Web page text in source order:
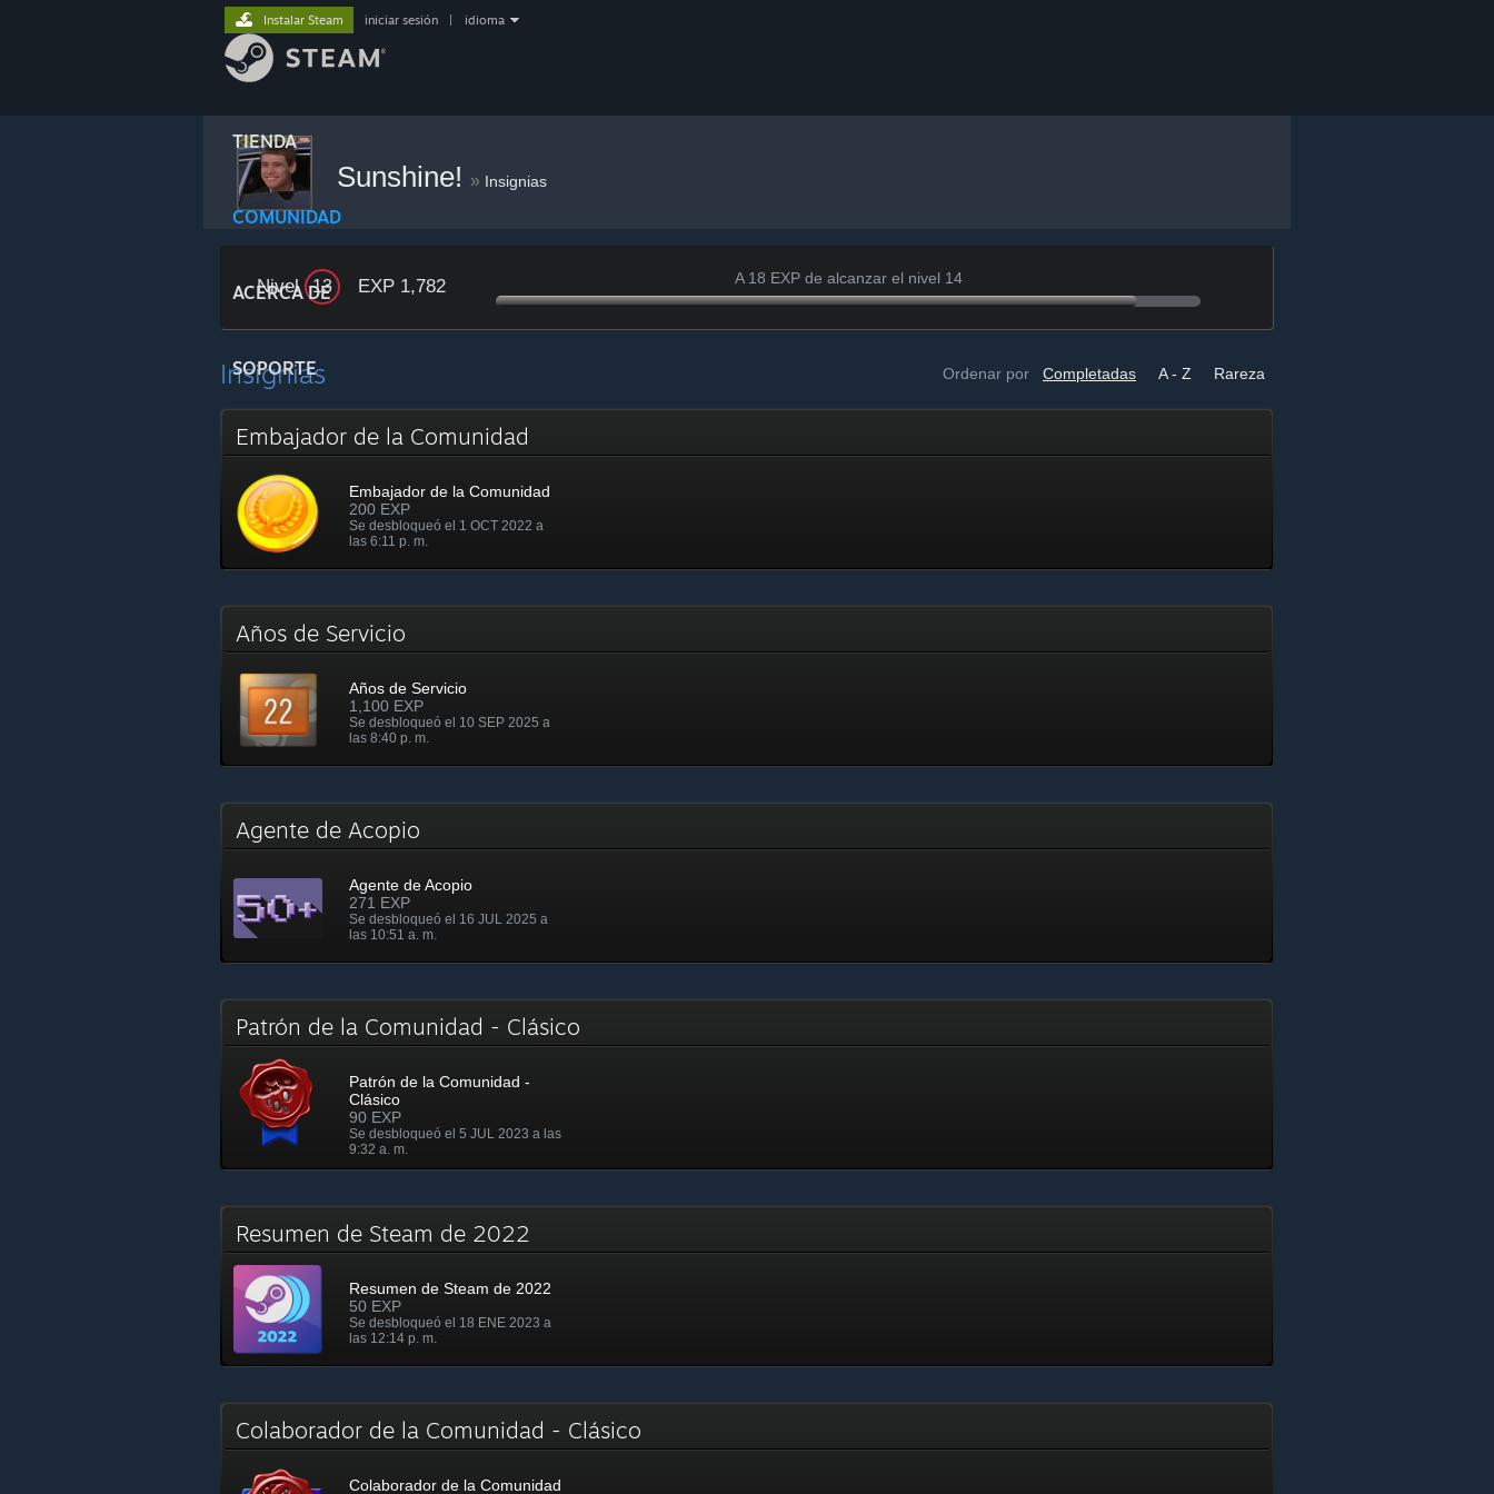
TIENDA
COMUNIDAD
ACERCA DE
SOPORTE
Instalar Steam iniciar sesión idioma
Sunshine! » Insignias
Nivel 13 EXP 1,782 A 18 EXP de alcanzar el nivel 14
Ordenar por Completadas A - Z Rareza
Insignias
Embajador de la Comunidad
Embajador de la Comunidad
200 EXP
Se desbloqueó el 1 OCT 2022 a
las 6:11 p. m.
Años de Servicio
Años de Servicio
1,100 EXP
Se desbloqueó el 10 SEP 2025 a
las 8:40 p. m.
Agente de Acopio
Agente de Acopio
271 EXP
Se desbloqueó el 16 JUL 2025 a
las 10:51 a. m.
Patrón de la Comunidad - Clásico
Patrón de la Comunidad -
Clásico
90 EXP
Se desbloqueó el 5 JUL 2023 a las
9:32 a. m.
Resumen de Steam de 2022
Resumen de Steam de 2022
50 EXP
Se desbloqueó el 18 ENE 2023 a
las 12:14 p. m.
Colaborador de la Comunidad - Clásico
Colaborador de la Comunidad